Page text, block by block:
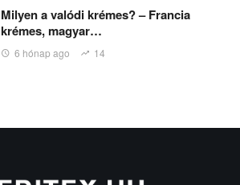
Milyen a valódi krémes? – Francia
krémes, magyar…
6 hónap ago 14